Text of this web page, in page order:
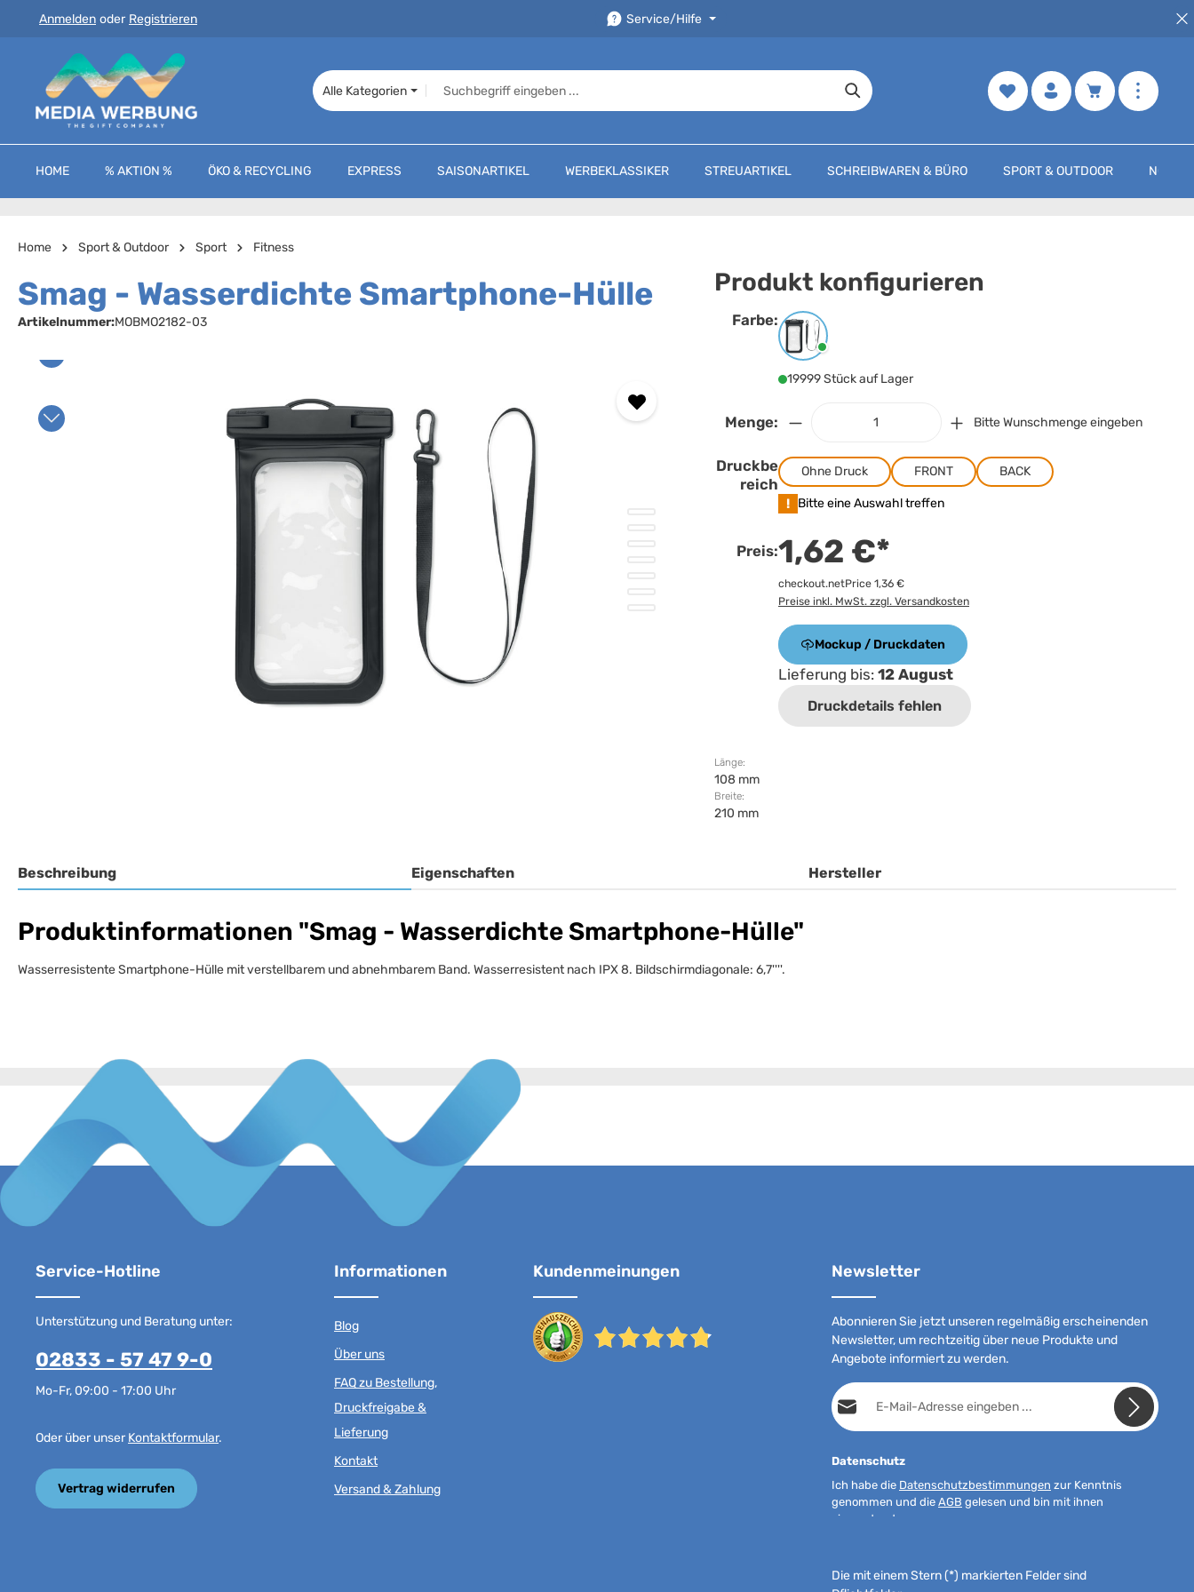
Hauptinhalt springen
Zur Suche springen
Zur Hauptnavigation springen
Anmelden oder Registrieren Service/Hilfe
Alle Kategorien
Merkzettel Warenkorb
HOME % AKTION % ÖKO & RECYCLING EXPRESS SAISONARTIKEL WERBEKLASSIKER STREUARTIKEL SCHREIBWAREN & BÜRO SPORT & OUTDOOR NOCH
Home Sport & Outdoor Sport Fitness
Smag - Wasserdichte Smartphone-Hülle
Artikelnummer:MOBMO2182-03
Bildergalerie überspringen
Produkt konfigurieren
Farbe:Farbe
Schwarz
19999 Stück auf Lager
Menge: Bitte Wunschmenge eingeben
Druckbe
reich
Ohne Druck FRONT BACK
! Bitte eine Auswahl treffen
Preis:1,62 €*
checkout.netPrice 1,36 €
Preise inkl. MwSt. zzgl. Versandkosten
Mockup / Druckdaten
Lieferung bis: 12 August
Druckdetails fehlen
Länge:
108 mm
Breite:
210 mm
Beschreibung Eigenschaften Hersteller
Produktinformationen "Smag - Wasserdichte Smartphone-Hülle"
Wasserresistente Smartphone-Hülle mit verstellbarem und abnehmbarem Band. Wasserresistent nach IPX 8. Bildschirmdiagonale: 6,7''''.
Service-Hotline
Unterstützung und Beratung unter:
02833 - 57 47 9-0
Mo-Fr, 09:00 - 17:00 Uhr
Oder über unserKontaktformular.
Vertrag widerrufen
Informationen
Blog
Über uns
FAQ zu Bestellung,
Druckfreigabe &
Lieferung
Kontakt
Versand & Zahlung
Kundenmeinungen Newsletter
Abonnieren Sie jetzt unseren regelmäßig erscheinenden
Newsletter, um rechtzeitig über neue Produkte und
Angebote informiert zu werden.
E-Mail-Adresse*
Datenschutz
Ich habe die Datenschutzbestimmungen zur Kenntnis
genommen und die AGB gelesen und bin mit ihnen
einverstanden.
Die mit einem Stern (*) markierten Felder sind